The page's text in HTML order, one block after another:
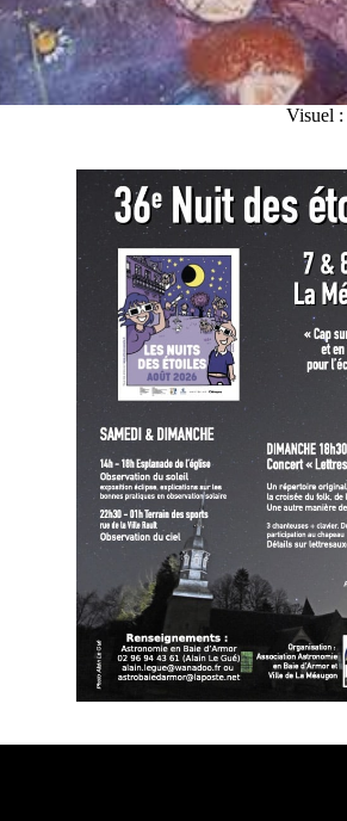
Visuel